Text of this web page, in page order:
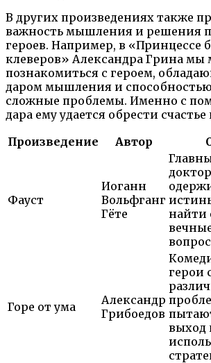
В других произведениях также
важность мышления и решения
героев. Например, в «Принцессе
клеверов» Александра Грина мы
познакомиться с героем,
даром мышления и
сложные проблемы. Именно с
дара ему удается обрести
Произведение
Автор
Фауст
Иоганн
Вольфганг
Гёте
найти
Горе от ума
Александр
Грибоедов
герои
выход